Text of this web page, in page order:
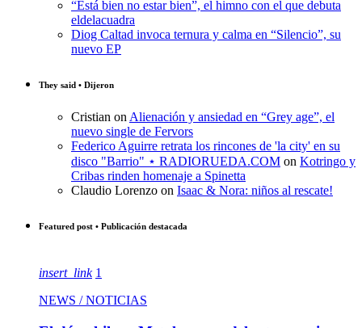
“Está bien no estar bien”, el himno con el que debuta
eldelacuadra
Diog Caltad invoca ternura y calma en “Silencio”, su
nuevo EP
They said • Dijeron
Cristian on Alienación y ansiedad en “Grey age”, el
nuevo single de Fervors
Federico Aguirre retrata los rincones de 'la city' en su
disco "Barrio" ⋆ RADIORUEDA.COM on Kotringo y
Cribas rinden homenaje a Spinetta
Claudio Lorenzo on Isaac & Nora: niños al rescate!
Featured post • Publicación destacada
insert_link 1
NEWS / NOTICIAS